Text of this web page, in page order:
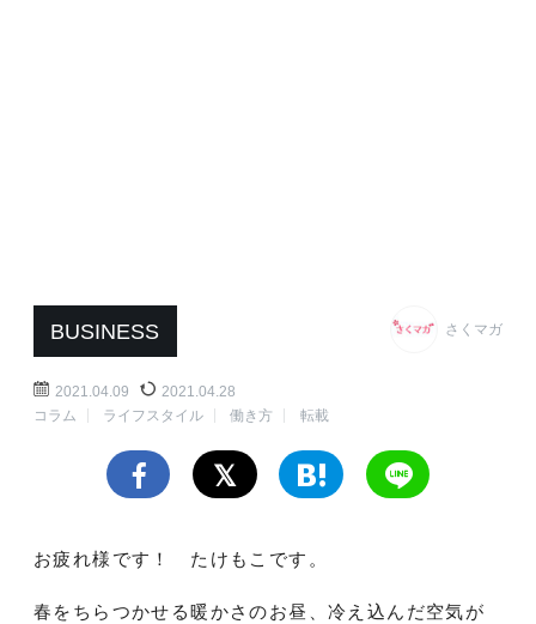
BUSINESS さくマガ
2021.04.09
2021.04.28
コラム
ライフスタイル 働き方 転載
お疲れ様です！ たけもこです。
春をちらつかせる暖かさのお昼、冷え込んだ空気が